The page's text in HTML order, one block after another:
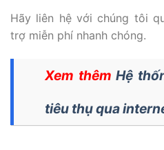
Hãy liên hệ với chúng tôi
trợ miễn phí nhanh chóng.
Xem thêm Hệ
tiêu thụ qua